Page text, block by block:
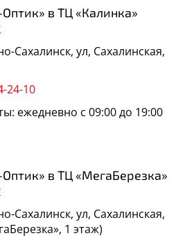
в ТЦ «Калинка»
Сахалинск, ул, Сахалинская,
24-10
ежедневно с 09:00 до 19:00
в ТЦ «МегаБерезка»
Сахалинск, ул, Сахалинская,
1 этаж)